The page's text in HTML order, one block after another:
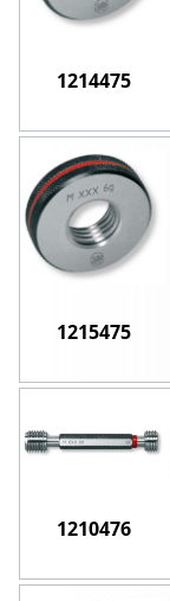
1214475
1215475
1210476